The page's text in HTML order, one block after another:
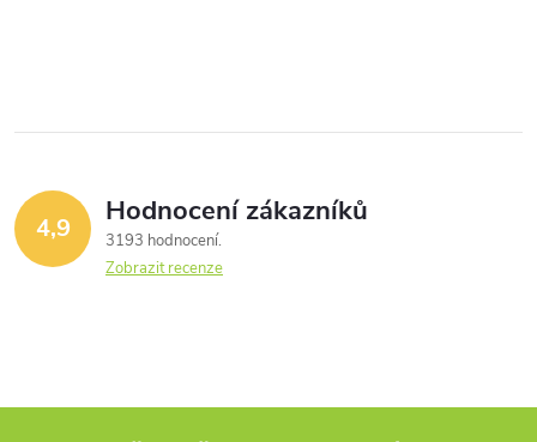
4,9 Hodnocení zákazníků
3193 hodnocení
Zobrazit recenze